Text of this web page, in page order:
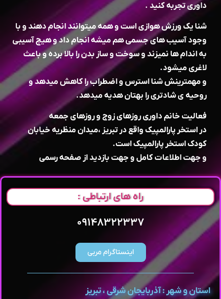
داوری تجربه کنید .
شنا یک ورزش هوازی است و همه میتوانند انجام دهند و با
وجود آسیب های جسمی هم میشه انجام داد و هیچ آسیبی
به اندام ها نمیزند و سوخت و ساز بدن را بالا برده و باعث
لاغری میشود.
و مهمترینش شنا استرس و اضطراب را کاهش میدهد و
روحیه ی شادتری را بهتان هدیه میدهد.
فعالیت خانم داوری روزهای زوج و روزهای جمعه
در استخر پارالمپیک واقع در تبریز ،میدان منظریه خیابان
کودک استخر پارالمپیک است.
و جهت اطلاعات کامل و جهت بازدید از صفحه رسمی
راه های ارتباطی :
۰۹۱۴۸۳۲۲۳۳۷
اینستاگرام مربی
استان و شهر : آذربایجان شرقی ، تبریز